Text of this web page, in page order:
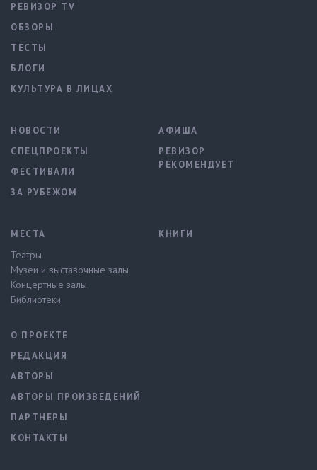
РЕВИЗОР TV
ОБЗОРЫ
ТЕСТЫ
БЛОГИ
КУЛЬТУРА В ЛИЦАХ
НОВОСТИ
СПЕЦПРОЕКТЫ
ФЕСТИВАЛИ
ЗА РУБЕЖОМ
АФИША
РЕВИЗОР
РЕКОМЕНДУЕТ
МЕСТА
Театры
Музеи и выставочные залы
Концертные залы
Библиотеки
КНИГИ
О ПРОЕКТЕ
РЕДАКЦИЯ
АВТОРЫ
АВТОРЫ ПРОИЗВЕДЕНИЙ
ПАРТНЕРЫ
КОНТАКТЫ